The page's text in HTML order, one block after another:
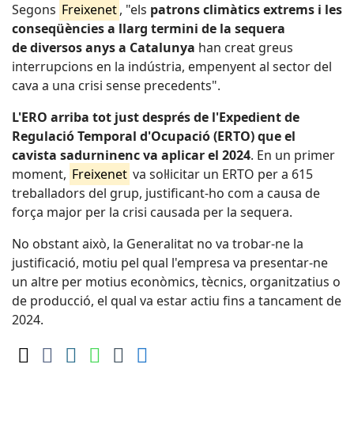
Segons Freixenet, "els patrons climàtics extrems i les
conseqüències a llarg termini de la sequera
de diversos anys a Catalunya han creat greus
interrupcions en la indústria, empenyent al sector del
cava a una crisi sense precedents".
L'ERO arriba tot just després de l'Expedient de
Regulació Temporal d'Ocupació (ERTO) que el
cavista sadurninenc va aplicar el 2024. En un primer
moment, Freixenet va sol·licitar un ERTO per a 615
treballadors del grup, justificant-ho com a causa de
força major per la crisi causada per la sequera.
No obstant això, la Generalitat no va trobar-ne la
justificació, motiu pel qual l'empresa va presentar-ne
un altre per motius econòmics, tècnics, organitzatius o
de producció, el qual va estar actiu fins a tancament de
2024.